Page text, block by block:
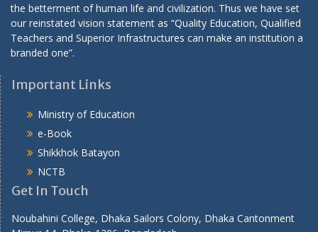
the betterment of human life and civilization. Thus we have set
our reinstated vision statement as “Quality Education, Qualified
Teachers and Superior Infrastructures can make an institution a
branded one”.
Important Links
Ministry of Education
e-Book
Shikkhok Batayon
NCTB
Get In Touch
Noubahini College, Dhaka Sailors Colony, Dhaka Cantonment